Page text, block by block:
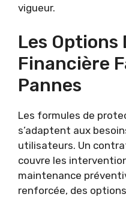
vigueur.
Les
Financière
Pannes
Les formules de
s’adaptent aux
utilisateurs. Un
couvre les
maintenance
renforcée, des